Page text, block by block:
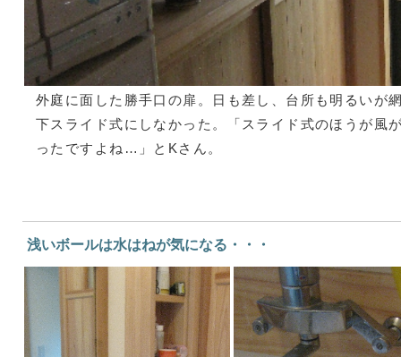
外庭に面した勝手口の扉。日も差し、台所も明るいが
下スライド式にしなかった。「スライド式のほうが風
ったですよね…」とKさん。
浅いボールは水はねが気になる・・・